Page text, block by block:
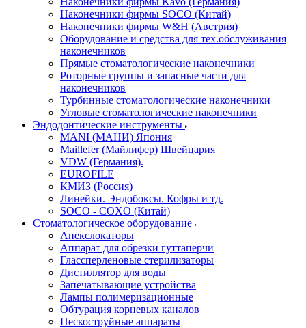
Наконечники фирмы SOCO (Китай)
Наконечники фирмы W&H (Австрия)
Оборудование и средства для тех.обслуживания
наконечников
Прямые стоматологические наконечники
Роторные группы и запасные части для
наконечников
Турбинные стоматологические наконечники
Угловые стоматологические наконечники
Эндодонтические инструменты
MANI (МАНИ) Япония
Maillefer (Майлифер) Швейцария
VDW (Германия).
EUROFILE
КМИЗ (Россия)
Линейки. Эндобоксы. Кофры и тд.
SOCO - COXO (Китай)
Стоматологическое оборудование
Апекслокаторы
Аппарат для обрезки гуттаперчи
Глассперленовые стерилизаторы
Дистиллятор для воды
Запечатывающие устройства
Лампы полимеризационные
Обтурация корневых каналов
Пескоструйные аппараты